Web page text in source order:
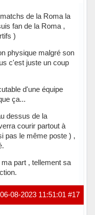
de la Roma la
fan de la Roma ,
)
physique malgré son
c'est juste un coup
d'une équipe
ça...
dessus de la
courir partout à
pas le même poste ) ,
part , tellement sa
#17
06-08-2023 11:51:01